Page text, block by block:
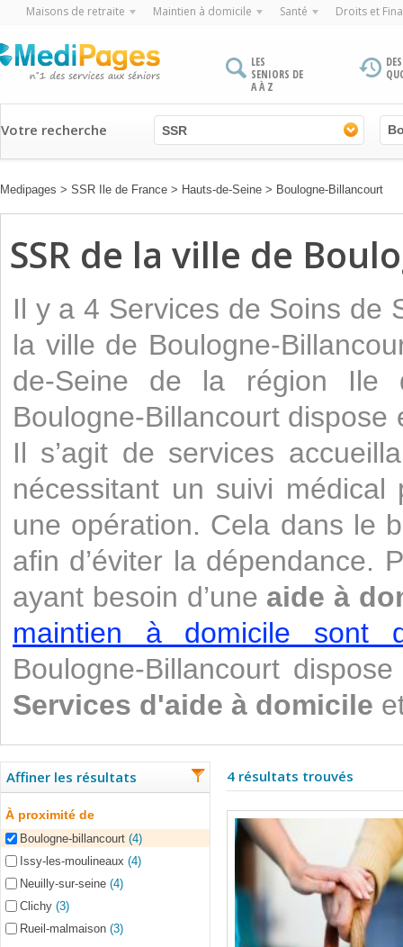
Maisons de retraite Maintien à domicile Santé Droits et
LES
SENIORS DE
A À Z
Votre recherche SSR
Medipages > SSR Ile de France > Hauts-de-Seine > Boulogne-Billancourt
SSR de la ville de
Il y a 4 Services de Soins de
la ville de Boulogne-
de-Seine de la région Ile
Boulogne-Billancourt
Il s’agit de services
nécessitant un suivi médical
une opération. Cela dans le
afin d’éviter la dépendance.
ayant besoin d’une aide à
maintien à domicile sont
Boulogne-Billancourt
Services d'aide à domicile
Affiner les résultats
À proximité de
Boulogne-billancourt (4)
Issy-les-moulineaux (4)
Neuilly-sur-seine (4)
Clichy (3)
Rueil-malmaison (3)
4 résultats trouvés